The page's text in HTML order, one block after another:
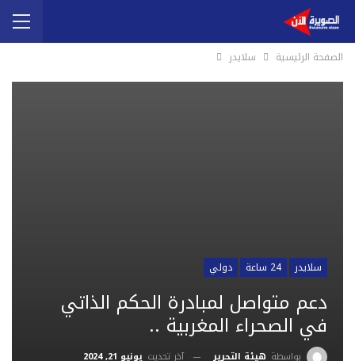
الصفحة الرئيسية سلايدر
سلايدر 24 ساعة دولي
دعم متواصل لمبادرة الحكم الذاتي
في الصحراء المغربية ..
بواسطة هيئة التحرير آخر تحديث يونيو 21, 2024